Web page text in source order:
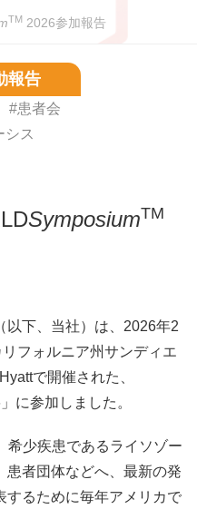
TM 2026参加報告
報告
#患者会
シス
SymposiumTM
以下、当社）は、2026年2
フォルニア州サンディエ
で開催された、
に参加しました。
希少疾患であるライソゾー
患者団体などへ、最新の発
するために毎年アメリカで